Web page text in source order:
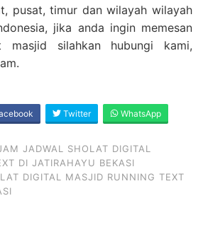
pusat, timur dan wilayah wilayah
jika anda ingin memesan
silahkan hubungi kami,
Twitter WhatsApp
JADWAL SHOLAT DIGITAL
DI JATIRAHAYU BEKASI
DIGITAL MASJID RUNNING TEXT